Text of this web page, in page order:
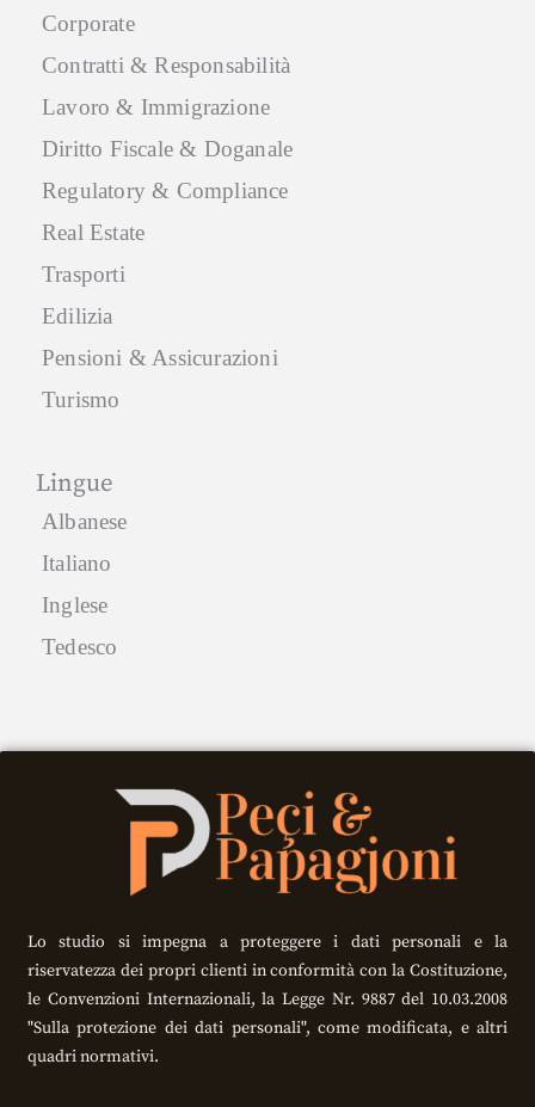
Corporate
Contratti & Responsabilità
Lavoro & Immigrazione
Diritto Fiscale & Doganale
Regulatory & Compliance
Real Estate
Trasporti
Edilizia
Pensioni & Assicurazioni
Turismo
Lingue
Albanese
Italiano
Inglese
Tedesco
Lo studio si impegna a proteggere i dati personali e la
riservatezza dei propri clienti in conformità con la Costituzione,
le Convenzioni Internazionali, la Legge Nr. 9887 del 10.03.2008
"Sulla protezione dei dati personali", come modificata, e altri
quadri normativi.